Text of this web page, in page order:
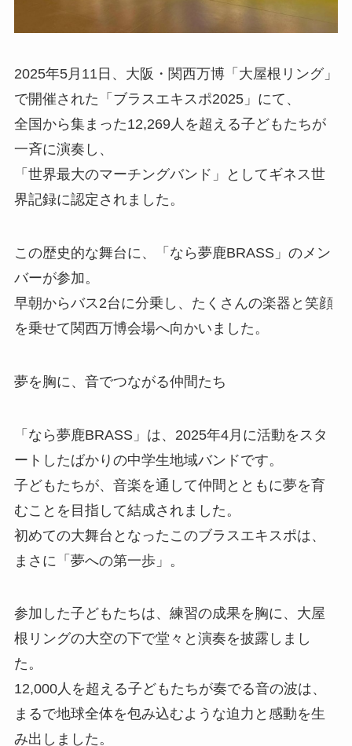
2025年5月11日、大阪・関西万博「大屋根リング」
で開催された「ブラスエキスポ2025」にて、
全国から集まった12,269人を超える子どもたちが
一斉に演奏し、
「世界最大のマーチングバンド」としてギネス世
界記録に認定されました。
この歴史的な舞台に、「なら夢鹿BRASS」のメン
バーが参加。
早朝からバス2台に分乗し、たくさんの楽器と笑顔
を乗せて関西万博会場へ向かいました。
夢を胸に、音でつながる仲間たち
「なら夢鹿BRASS」は、2025年4月に活動をスタ
ートしたばかりの中学生地域バンドです。
子どもたちが、音楽を通して仲間とともに夢を育
むことを目指して結成されました。
初めての大舞台となったこのブラスエキスポは、
まさに「夢への第一歩」。
参加した子どもたちは、練習の成果を胸に、大屋
根リングの大空の下で堂々と演奏を披露しまし
た。
12,000人を超える子どもたちが奏でる音の波は、
まるで地球全体を包み込むような迫力と感動を生
み出しました。